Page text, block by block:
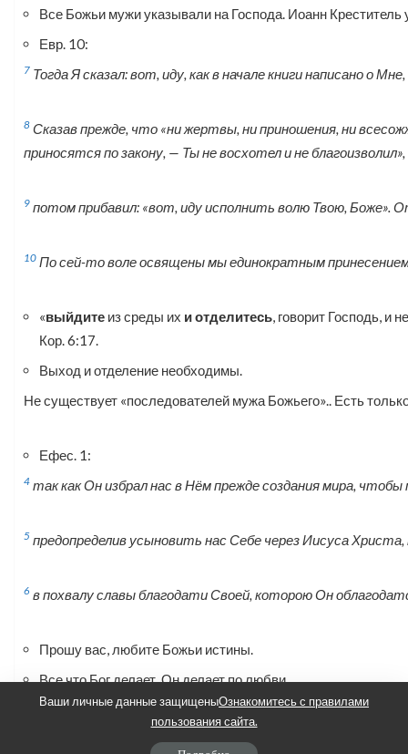
Все Божьи мужи указывали на Господа. Иоанн
Евр. 10:
7 Тогда Я сказал: вот, иду, какв начале книги написано о
8 Сказав прежде, что «ни жертвы, ни приношения, ни
приносятся по закону, — Ты не восхотел и не благоизволил»,
9 потом прибавил: «вот, иду исполнить волю Твою,
10 По сей-то воле освящены мы единократным
«выйдите из среды их иотделитесь , говорит Господь, и
Кор. 6:17.
Выход и отделение необходимы.
Не существует «последователей мужа Божьего».. Есть
Ефес. 1:
4 так как Он избрал нас в Нём прежде создания мира,
5 предопределив усыновить нас Себе через Иисуса Христа,
6 в похвалу славы благодати Своей, которою Он
Прошу вас, любите Божьи истины.
Все что Бог делает, Он делает по любви.
Для Невесты Христа не представляют опасности великие
толкуют по-своему.
Ваши личные данные защищеныОзнакомитесь с правилами
пользования сайта.